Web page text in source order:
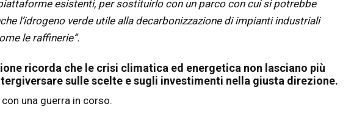
esistenti, per sostituirlo con un parco con cui si potrebbe
l’idrogeno verde utile alla decarbonizzazione di impianti industriali
le raffinerie”.
ricorda che le crisi climatica ed energetica non lasciano più
sulle scelte e sugli investimenti nella giusta direzione.
una guerra in corso.